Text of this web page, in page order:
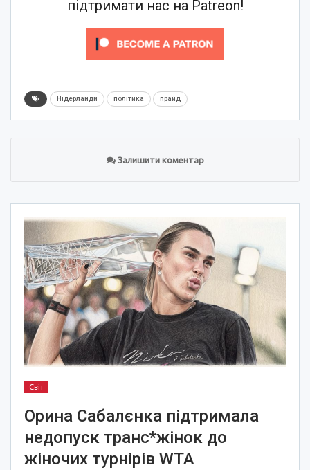
підтримати нас на Patreon!
Нідерланди політика прайд
Залишити коментар
Світ
Орина Сабалєнка підтримала
недопуск транс*жінок до
жіночих турнірів WTA